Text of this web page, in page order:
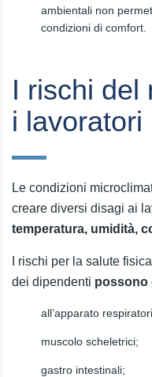
ambientali non
condizioni di comfort.
I rischi del
i lavoratori
Le condizioni
creare diversi disagi ai
temperatura, umidità,
I rischi per la salute
dei dipendenti possono
all’apparato
muscolo scheletrici;
gastro intestinali;